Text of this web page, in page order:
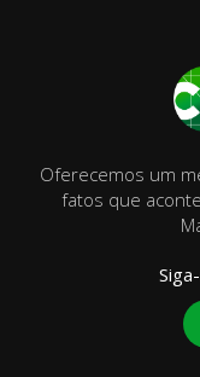
Oferecemos um
fatos que